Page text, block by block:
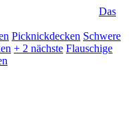
Das
Picknickdecken Schwere
+ 2 nächste Flauschige